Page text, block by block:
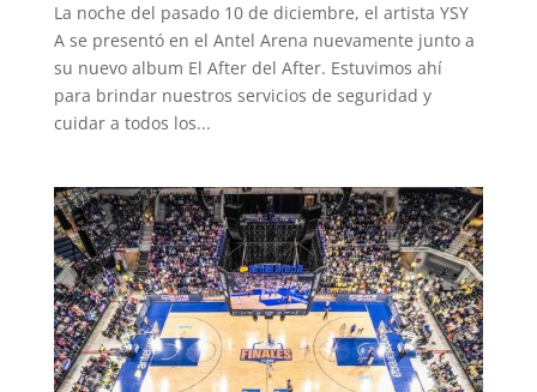
La noche del pasado 10 de diciembre, el artista YSY
A se presentó en el Antel Arena nuevamente junto a
su nuevo album El After del After. Estuvimos ahí
para brindar nuestros servicios de seguridad y
cuidar a todos los...